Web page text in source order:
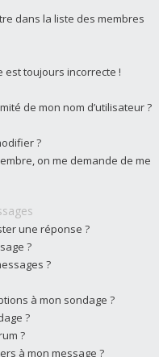
dans la liste des membres
est toujours incorrecte !
de mon nom d’utilisateur ?
?
on me demande de me
une réponse ?
?
?
à mon sondage ?
?
?
à mon message ?